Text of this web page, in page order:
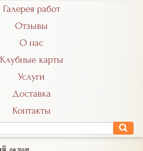
Галерея работ
Отзывы
О нас
Клубные карты
Услуги
Доставка
Контакты